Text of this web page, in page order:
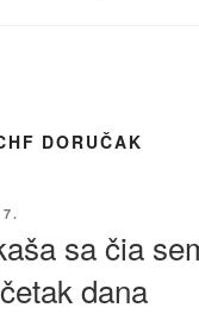
DORUČAK
sa čia
dana